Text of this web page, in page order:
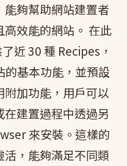
夠幫助網站建置者
效能的網站。 在此
近 30 種 Recipes，
的基本功能，並預設
加功能，用戶可以
建置過程中透過另
來安裝。這樣的
，能夠滿足不同類